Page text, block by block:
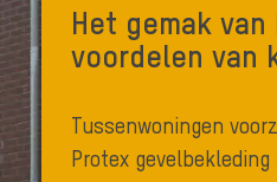
Het gemak
voordelen van
Tussenwoningen
Protex